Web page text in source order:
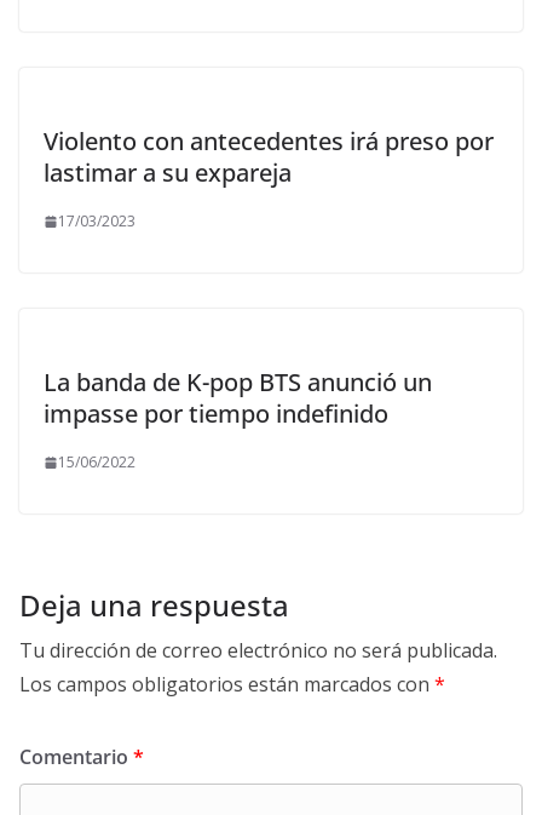
Violento con antecedentes irá preso por
lastimar a su expareja
17/03/2023
La banda de K-pop BTS anunció un
impasse por tiempo indefinido
15/06/2022
Deja una respuesta
Tu dirección de correo electrónico no será publicada.
Los campos obligatorios están marcados con *
Comentario *